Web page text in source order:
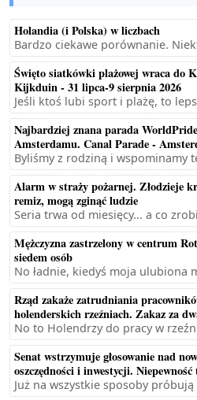
Holandia (i Polska) w liczbach
Bardzo ciekawe porównanie.
Święto siatkówki plażowej wraca do
Kijkduin - 31 lipca-9 sierpnia 2026
Jeśli ktoś lubi sport i plażę, to
Najbardziej znana parada
Amsterdamu. Canal Parade -
Byliśmy z rodziną i wspominamy
Alarm w straży pożarnej. Złodzieje
remiz, mogą zginąć ludzie
Seria trwa od miesięcy... a co
Mężczyzna zastrzelony w centrum
siedem osób
No ładnie, kiedyś moja ulubiona
Rząd zakaże zatrudniania
holenderskich rzeźniach. Zakaz za
No to Holendrzy do pracy w
Senat wstrzymuje głosowanie nad
oszczędności i inwestycji.
Już na wszystkie sposoby